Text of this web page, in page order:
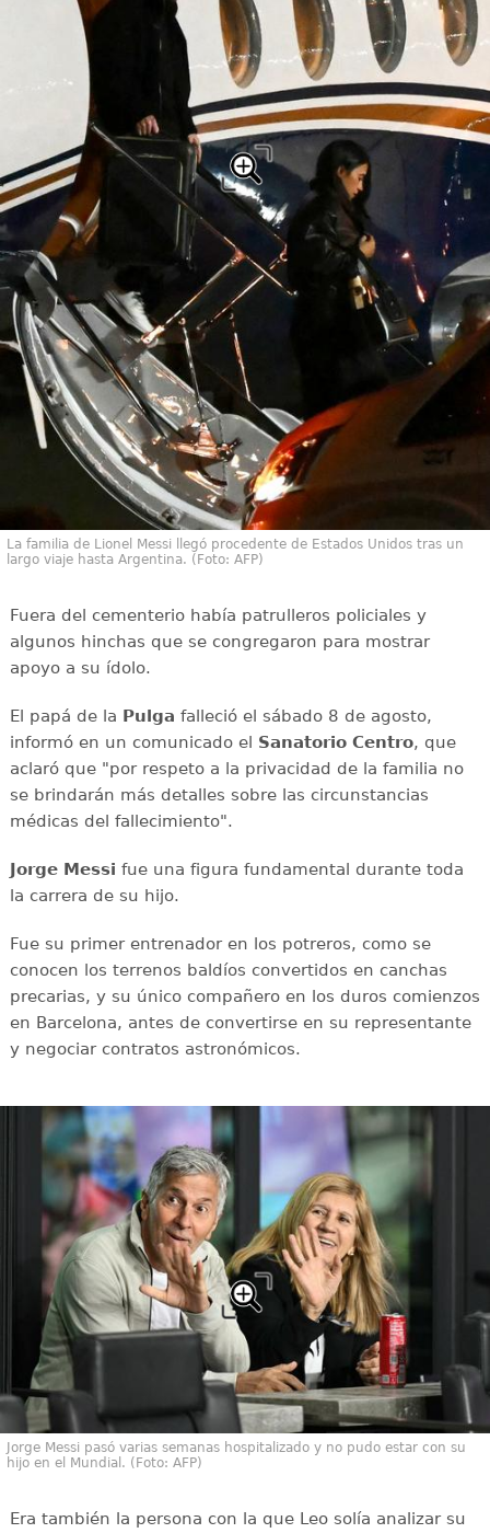
La familia de Lionel Messi llegó procedente de Estados Unidos tras un
largo viaje hasta Argentina. (Foto: AFP)
Fuera del cementerio había patrulleros policiales y
algunos hinchas que se congregaron para mostrar
apoyo a su ídolo.
El papá de la Pulga falleció el sábado 8 de agosto,
informó en un comunicado el Sanatorio Centro, que
aclaró que "por respeto a la privacidad de la familia no
se brindarán más detalles sobre las circunstancias
médicas del fallecimiento".
Jorge Messi fue una figura fundamental durante toda
la carrera de su hijo.
Fue su primer entrenador en los potreros, como se
conocen los terrenos baldíos convertidos en canchas
precarias, y su único compañero en los duros comienzos
en Barcelona, antes de convertirse en su representante
y negociar contratos astronómicos.
Jorge Messi pasó varias semanas hospitalizado y no pudo estar con su
hijo en el Mundial. (Foto: AFP)
Era también la persona con la que Leo solía analizar su